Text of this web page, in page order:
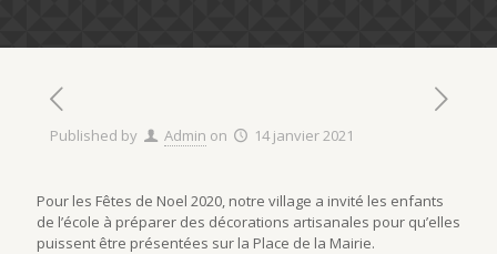
Published by Admin on 14 janvier 2021
Pour les Fêtes de Noel 2020, notre village a invité les enfants
de l’école à préparer des décorations artisanales pour qu’elles
puissent être présentées sur la Place de la Mairie.